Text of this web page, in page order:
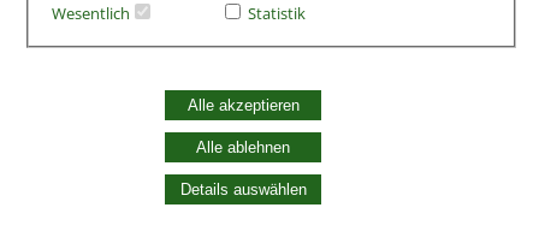
Wesentlich
Statistik
Alle akzeptieren
Alle ablehnen
Details auswählen
AGB
Vertrag widerrufen
Datenschutzerklärung
Zahlung und Versand
Batterieentsorgung
Widerruf Cookie-Einwilligung